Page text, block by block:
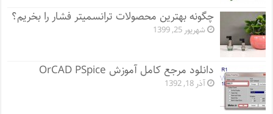
چگونه بهترین محصولات ترانسمیتر فشار را بخریم؟
شهریور 25, 1399
دانلود مرجع کامل آموزش OrCAD PSpice
آذر 18, 1392